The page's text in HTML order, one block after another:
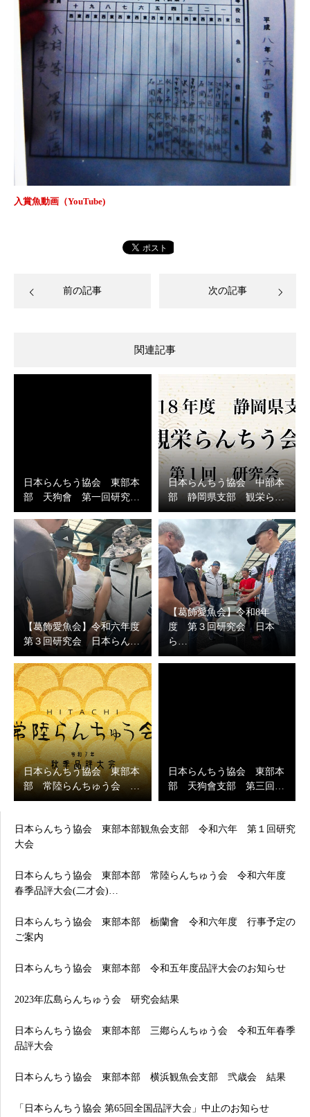
入賞魚動画（YouTube)
前の記事 次の記事
関連記事
日本らんちう協会 東部本
部 天狗會 第一回研究…
日本らんちう協会 中部本
部 静岡県支部 観栄ら…
【葛飾愛魚会】令和六年度
第３回研究会 日本らん…
【葛飾愛魚会】令和8年
度 第３回研究会 日本
ら…
日本らんちう協会 東部本
部 常陸らんちゅう会 …
日本らんちう協会 東部本
部 天狗會支部 第三回…
日本らんちう協会 東部本部観魚会支部 令和六年 第１回研究
大会
日本らんちう協会 東部本部 常陸らんちゅう会 令和六年度
春季品評大会(二才会)…
日本らんちう協会 東部本部 栃蘭會 令和六年度 行事予定の
ご案内
日本らんちう協会 東部本部 令和五年度品評大会のお知らせ
2023年広島らんちゅう会 研究会結果
日本らんちう協会 東部本部 三鄕らんちゅう会 令和五年春季
品評大会
日本らんちう協会 東部本部 横浜観魚会支部 弐歳会 結果
「日本らんちう協会 第65回全国品評大会」中止のお知らせ